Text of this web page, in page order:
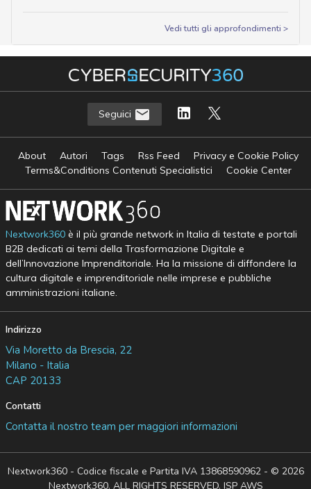
Vedi tutti gli approfondimenti >
Seguici
About Autori Tags Rss Feed
Privacy e Cookie Policy
Terms&Conditions Contenuti Specialistici
Cookie Center
Nextwork360è il più grande network in Italia di testate e portali
B2B dedicati ai temi della Trasformazione Digitale e
dell’Innovazione Imprenditoriale. Ha la missione di diffondere la
cultura digitale e imprenditoriale nelle imprese e pubbliche
amministrazioni italiane.
Indirizzo
Via Moretto da Brescia, 22
Milano - Italia
CAP 20133
Contatti
Contatta il nostro team per maggiori informazioni
Nextwork360 - Codice fiscale e Partita IVA 13868590962 - © 2026
Nextwork360. ALL RIGHTS RESERVED. ISP AWS